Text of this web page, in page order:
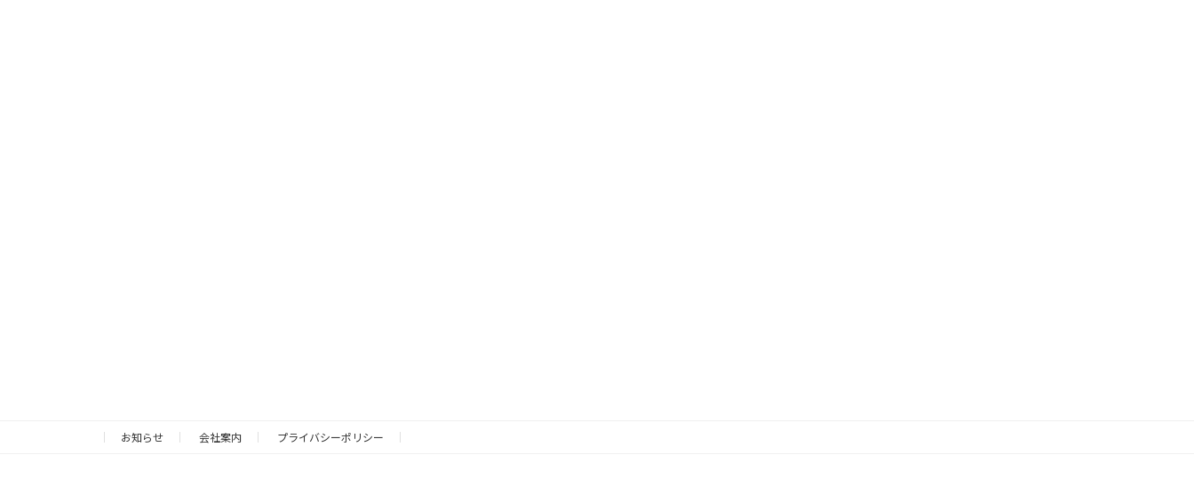
お知らせ 会社案内 プライバシーポリシー